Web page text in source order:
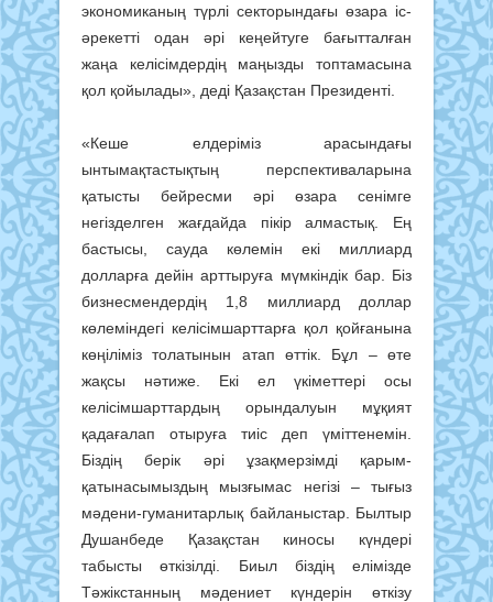
экономиканың түрлі секторындағы өзара іс-
әрекетті одан әрі кеңейтуге бағытталған
жаңа келісімдердің маңызды топтамасына
қол қойылады», деді Қазақстан Президенті.
«Кеше елдеріміз арасындағы
ынтымақтастықтың перспективаларына
қатысты бейресми әрі өзара сенімге
негізделген жағдайда пікір алмастық. Ең
бастысы, сауда көлемін екі миллиард
долларға дейін арттыруға мүмкіндік бар. Біз
бизнесмендердің 1,8 миллиард доллар
көлеміндегі келісімшарттарға қол қойғанына
көңіліміз толатынын атап өттік. Бұл – өте
жақсы нәтиже. Екі ел үкіметтері осы
келісімшарттардың орындалуын мұқият
қадағалап отыруға тиіс деп үміттенемін.
Біздің берік әрі ұзақмерзімді қарым-
қатынасымыздың мызғымас негізі – тығыз
мәдени-гуманитарлық байланыстар. Былтыр
Душанбеде Қазақстан киносы күндері
табысты өткізілді. Биыл біздің елімізде
Тәжікстанның мәдениет күндерін өткізу